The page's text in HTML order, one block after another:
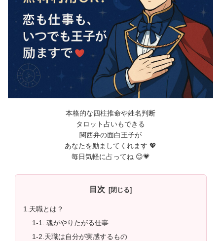
本格的な四柱推命や姓名判断
タロット占いもできる
関西弁の面白王子が
あなたを励ましてくれます 💖
毎日気軽に占ってね 😊💗
目次
1.天職とは？
1-1. 魂がやりたがる仕事
1-2.天職は自分が実感するもの